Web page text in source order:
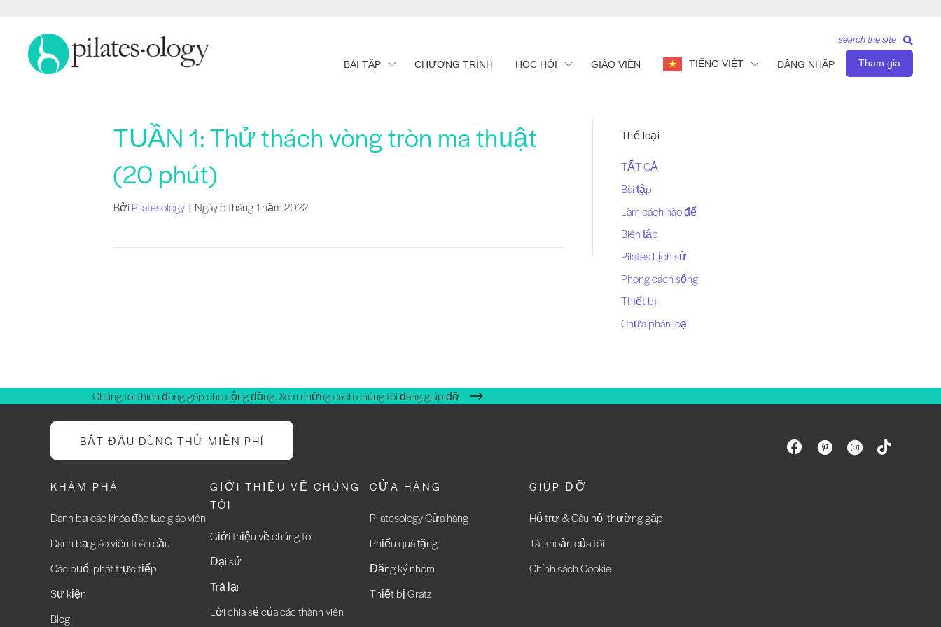
BÀI TẬP CHƯƠNG TRÌNH HỌC HỎI GIÁO VIÊN TIẾNG VIỆT ĐĂNG NHẬP Tham gia
search the site
TUẦN 1: Thử thách vòng tròn ma thuật
(20 phút)
Bởi Pilatesology | Ngày 5 tháng 1 năm 2022
Thể loại
TẤT CẢ
Bài tập
Làm cách nào để
Biên tập
Pilates Lịch sử
Phong cách sống
Thiết bị
Chưa phân loại
Chúng tôi thích đóng góp cho cộng đồng. Xem những cách chúng tôi đang giúp đỡ.
BẮT ĐẦU DÙNG THỬ MIỄN PHÍ
KHÁM PHÁ
Danh bạ các khóa đào tạo giáo viên
Danh bạ giáo viên toàn cầu
Các buổi phát trực tiếp
Sự kiện
Blog
GIỚI THIỆU VỀ CHÚNG
TÔI
Giới thiệu về chúng tôi
Đại sứ
Trả lại
Lời chia sẻ của các thành viên
CỬA HÀNG
Pilatesology Cửa hàng
Phiếu quà tặng
Đăng ký nhóm
Thiết bị Gratz
GIÚP ĐỠ
Hỗ trợ & Câu hỏi thường gặp
Tài khoản của tôi
Chính sách Cookie